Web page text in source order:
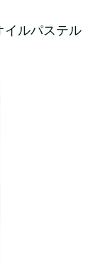
イルパステル